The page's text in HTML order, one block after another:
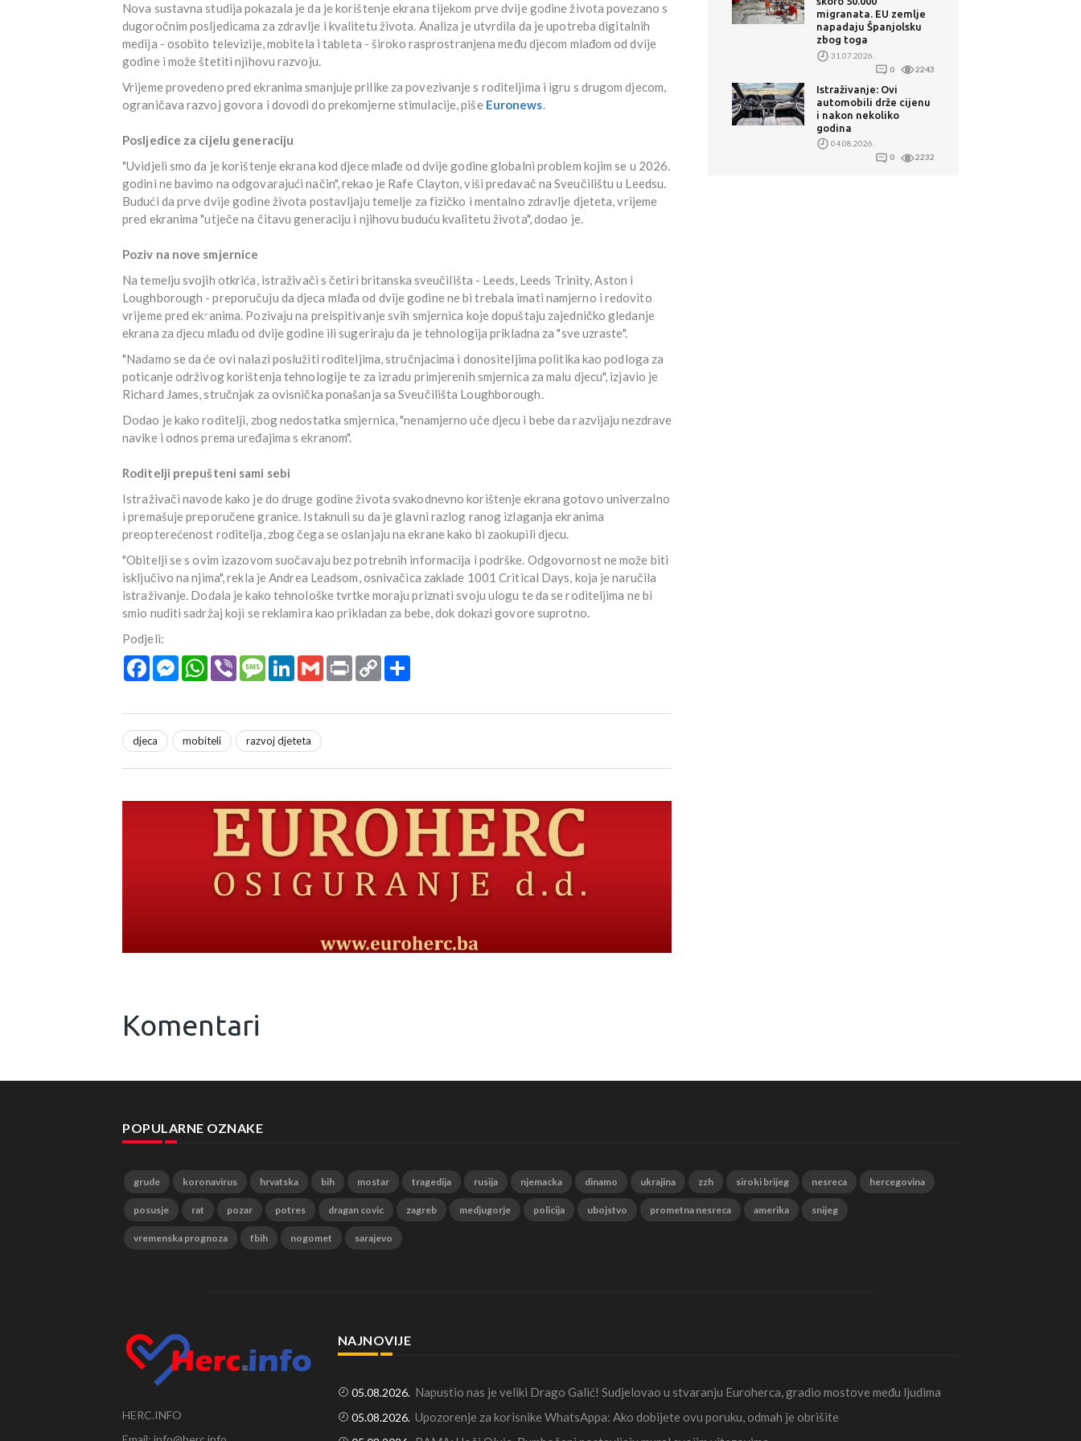
Nova sustavna studija pokazala je da je korištenje ekrana tijekom prve dvije godine života povezano s
dugoročnim posljedicama za zdravlje i kvalitetu života. Analiza je utvrdila da je upotreba digitalnih
medija - osobito televizije, mobitela i tableta - široko rasprostranjena među djecom mlađom od dvije
godine i može štetiti njihovu razvoju.
Vrijeme provedeno pred ekranima smanjuje prilike za povezivanje s roditeljima i igru s drugom djecom,
ograničava razvoj govora i dovodi do prekomjerne stimulacije, piše Euronews.
Posljedice za cijelu generaciju
"Uvidjeli smo da je korištenje ekrana kod djece mlađe od dvije godine globalni problem kojim se u 2026.
godini ne bavimo na odgovarajući način", rekao je Rafe Clayton, viši predavač na Sveučilištu u Leedsu.
Budući da prve dvije godine života postavljaju temelje za fizičko i mentalno zdravlje djeteta, vrijeme
pred ekranima "utječe na čitavu generaciju i njihovu buduću kvalitetu života", dodao je.
Poziv na nove smjernice
Na temelju svojih otkrića, istraživači s četiri britanska sveučilišta - Leeds, Leeds Trinity, Aston i
Loughborough - preporučuju da djeca mlađa od dvije godine ne bi trebala imati namjerno i redovito
vrijeme pred ekranima. Pozivaju na preispitivanje svih smjernica koje dopuštaju zajedničko gledanje
ekrana za djecu mlađu od dvije godine ili sugeriraju da je tehnologija prikladna za "sve uzraste".
"Nadamo se da će ovi nalazi poslužiti roditeljima, stručnjacima i donositeljima politika kao podloga za
poticanje održivog korištenja tehnologije te za izradu primjerenih smjernica za malu djecu", izjavio je
Richard James, stručnjak za ovisnička ponašanja sa Sveučilišta Loughborough.
Dodao je kako roditelji, zbog nedostatka smjernica, "nenamjerno uče djecu i bebe da razvijaju nezdrave
navike i odnos prema uređajima s ekranom".
Roditelji prepušteni sami sebi
Istraživači navode kako je do druge godine života svakodnevno korištenje ekrana gotovo univerzalno
i premašuje preporučene granice. Istaknuli su da je glavni razlog ranog izlaganja ekranima
preopterećenost roditelja, zbog čega se oslanjaju na ekrane kako bi zaokupili djecu.
"Obitelji se s ovim izazovom suočavaju bez potrebnih informacija i podrške. Odgovornost ne može biti
isključivo na njima", rekla je Andrea Leadsom, osnivačica zaklade 1001 Critical Days, koja je naručila
istraživanje. Dodala je kako tehnološke tvrtke moraju priznati svoju ulogu te da se roditeljima ne bi
smio nuditi sadržaj koji se reklamira kao prikladan za bebe, dok dokazi govore suprotno.
Podjeli:
FacebookMessengerWhatsApp
Viber MessageLinkedInGmail Print Copy
Link
djeca mobiteli razvoj djeteta
Komentari
migranata. EU zemlje
napadaju Španjolsku
zbog toga
31.07.2026.
0
2243
Istraživanje: Ovi
automobili drže cijenu
i nakon nekoliko
godina
04.08.2026.
0
2232
POPULARNE OZNAKE
grude koronavirus hrvatska bih mostar tragedija rusija njemacka dinamo ukrajina zzh siroki brijeg nesreca hercegovina
posusje rat pozar potres dragan covic zagreb medjugorje policija ubojstvo prometna nesreca amerika snijeg
vremenska prognoza fbih nogomet sarajevo
HERC.INFO
NAJNOVIJE
05.08.2026. Napustio nas je veliki Drago Galić! Sudjelovao u stvaranju Euroherca, gradio mostove među ljudima
05.08.2026. Upozorenje za korisnike WhatsAppa: Ako dobijete ovu poruku, odmah je obrišite